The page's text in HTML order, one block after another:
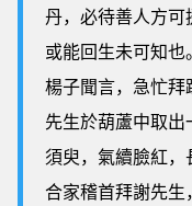
丹，必待善人方可
或能回生未可知也
楊子聞言，急忙拜
先生於葫蘆中取出
須臾，氣續臉紅，
合家稽首拜謝先生